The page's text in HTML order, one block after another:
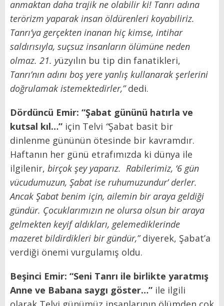
anmaktan daha trajik ne olabilir ki! Tanrı adına
terörizm yaparak insan öldürenleri koyabiliriz.
Tanrı’ya gerçekten inanan hiç kimse, intihar
saldırısıyla, suçsuz insanların ölümüne neden
olmaz. 21. yüzyılın bu tip din fanatikleri,
Tanrı’nın adını boş yere yanlış kullanarak şerlerini
doğrulamak istemektedirler,”dedi.
Dördüncü Emir: “Şabat gününü hatırla ve
kutsal kıl…” için Telvi “Şabat basit bir
dinlenme gününün ötesinde bir kavramdır.
Haftanın her günü etrafımızda ki dünya ile
ilgilenir, birçok şey yaparız. Rabilerimiz, ‘6 gün
vücudumuzun, Şabat ise ruhumuzundur’ derler.
Ancak Şabat benim için, ailemin bir araya geldiği
gündür. Çocuklarımızın ne olursa olsun bir araya
gelmekten keyif aldıkları, gelemediklerinde
mazeret bildirdikleri bir gündür,”diyerek, Şabat’a
verdiği önemi vurgulamış oldu.
Beşinci Emir: “Seni Tanrı ile birlikte yaratmış
Anne ve Babana saygı göster…” ile ilgili